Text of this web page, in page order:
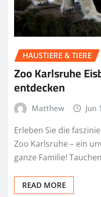
HAUSTIERE & TIERE
Zoo Karlsruhe
entdecken
Matthew Jun
Erleben Sie die
Zoo Karlsruhe – ein
ganze Familie!
READ MORE